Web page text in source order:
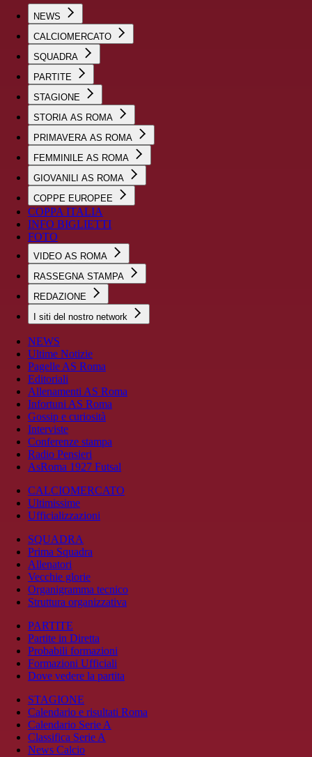
NEWS
CALCIOMERCATO
SQUADRA
PARTITE
STAGIONE
STORIA AS ROMA
PRIMAVERA AS ROMA
FEMMINILE AS ROMA
GIOVANILI AS ROMA
COPPE EUROPEE
COPPA ITALIA
INFO BIGLIETTI
FOTO
VIDEO AS ROMA
RASSEGNA STAMPA
REDAZIONE
I siti del nostro network
NEWS
Ultime Notizie
Pagelle AS Roma
Editoriali
Allenamenti AS Roma
Infortuni AS Roma
Gossip e curiosità
Interviste
Conferenze stampa
Radio Pensieri
AsRoma 1927 Futsal
CALCIOMERCATO
Ultimissime
Ufficializzazioni
SQUADRA
Prima Squadra
Allenatori
Vecchie glorie
Organigramma tecnico
Struttura organizzativa
PARTITE
Partite in Diretta
Probabili formazioni
Formazioni Ufficiali
Dove vedere la partita
STAGIONE
Calendario e risultati Roma
Calendario Serie A
Classifica Serie A
News Calcio